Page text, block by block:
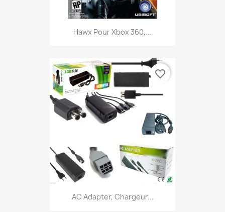
Hawx Pour Xbox 360,...
AC Adapter, Chargeur...
favorite_border